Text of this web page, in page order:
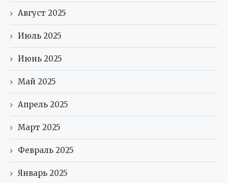
Август 2025
Июль 2025
Июнь 2025
Май 2025
Апрель 2025
Март 2025
Февраль 2025
Январь 2025